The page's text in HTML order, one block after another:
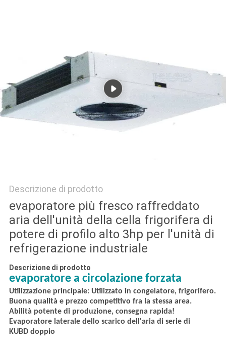
PRIVACY
Descrizione di prodotto
evaporatore più fresco raffreddato
aria dell'unità della cella frigorifera di
potere di profilo alto 3hp per l'unità di
refrigerazione industriale
Descrizione di prodotto
evaporatore a circolazione forzata
Utilizzazione principale: Utilizzato in congelatore, frigorifero.
Buona qualità e prezzo competitivo fra la stessa area.
Abilità potente di produzione, consegna rapida!
Evaporatore laterale dello scarico dell'aria di serie di
KUBD doppio